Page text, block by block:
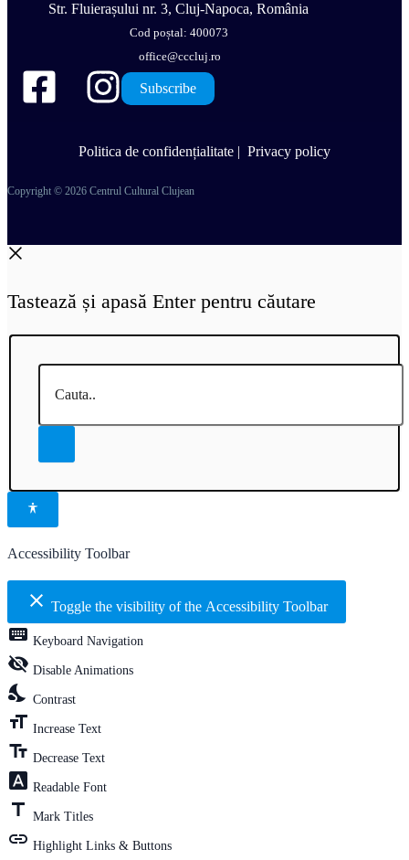
Str. Fluierașului nr. 3, Cluj-Napoca, România
Cod poștal: 400073
office@cccluj.ro
Subscribe
Politica de confidențialitate | Privacy policy
Copyright © 2026 Centrul Cultural Clujean
Tastează și apasă Enter pentru căutare
Accessibility Toolbar
close Toggle the visibility of the Accessibility Toolbar
keyboard Keyboard Navigation
visibility_off Disable Animations
nights_stay Contrast
format_size Increase Text
text_fields Decrease Text
font_download Readable Font
title Mark Titles
link Highlight Links & Buttons